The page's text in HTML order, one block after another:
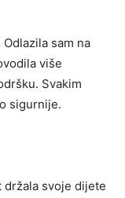
sam na
više
Svakim
sigurnije.
držala svoje dijete